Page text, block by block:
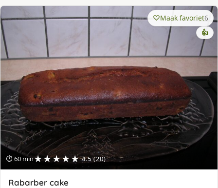
⏱ 60 min★★★★★ 4.5 (20)
Maak favoriet6
👍
Rabarber cake